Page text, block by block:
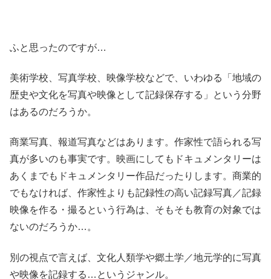
ふと思ったのですが…
美術学校、写真学校、映像学校などで、いわゆる「地域の
歴史や文化を写真や映像として記録保存する」という分野
はあるのだろうか。
商業写真、報道写真などはあります。作家性で語られる写
真が多いのも事実です。映画にしてもドキュメンタリーは
あくまでもドキュメンタリー作品だったりします。商業的
でもなければ、作家性よりも記録性の高い記録写真／記録
映像を作る・撮るという行為は、そもそも教育の対象では
ないのだろうか…。
別の視点で言えば、文化人類学や郷土学／地元学的に写真
や映像を記録する…というジャンル。